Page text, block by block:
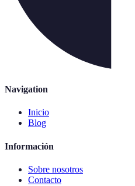
Navigation
Inicio
Blog
Información
Sobre nosotros
Contacto